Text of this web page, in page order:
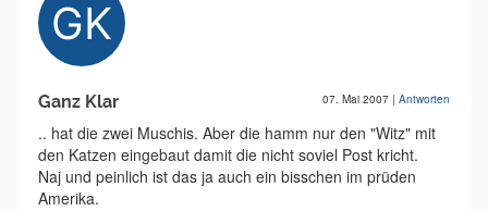
Ganz Klar 07. Mai 2007 | Antworten
.. hat die zwei Muschis. Aber die hamm nur den "Witz" mit
den Katzen eingebaut damit die nicht soviel Post kricht.
Naj und peinlich ist das ja auch ein bisschen im prüden
Amerika.